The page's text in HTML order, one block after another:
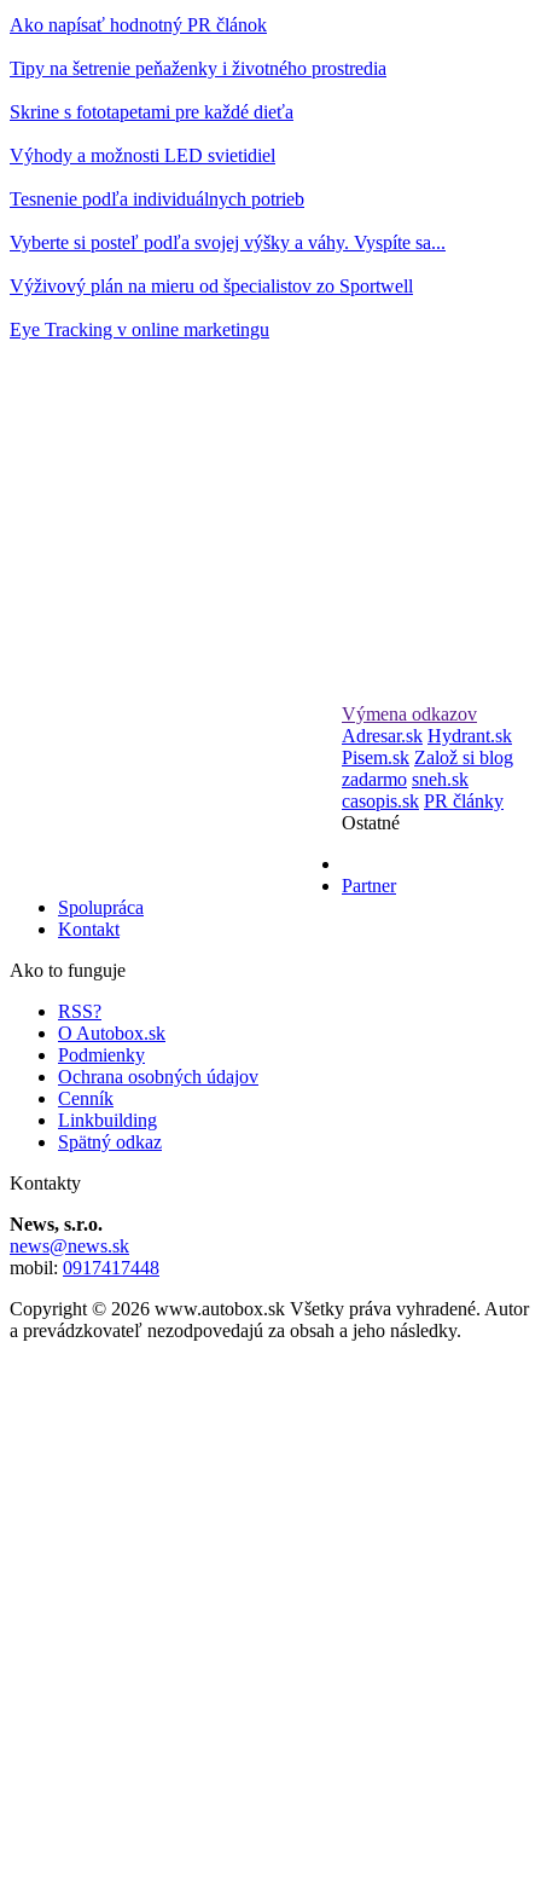
Ako napísať hodnotný PR článok
Tipy na šetrenie peňaženky i životného prostredia
Skrine s fototapetami pre každé dieťa
Výhody a možnosti LED svietidiel
Tesnenie podľa individuálnych potrieb
Vyberte si posteľ podľa svojej výšky a váhy. Vyspíte sa...
Výživový plán na mieru od špecialistov zo Sportwell
Eye Tracking v online marketingu
Výmena odkazov
Adresar.sk Hydrant.sk
Pisem.sk Založ si blog
zadarmo sneh.sk
casopis.sk PR články
Ostatné
Partner
Spolupráca
Kontakt
Ako to funguje
RSS?
O Autobox.sk
Podmienky
Ochrana osobných údajov
Cenník
Linkbuilding
Spätný odkaz
Kontakty
News, s.r.o.
news@news.sk
mobil: 0917417448
Copyright © 2026 www.autobox.sk Všetky práva vyhradené. Autor
a prevádzkovateľ nezodpovedajú za obsah a jeho následky.